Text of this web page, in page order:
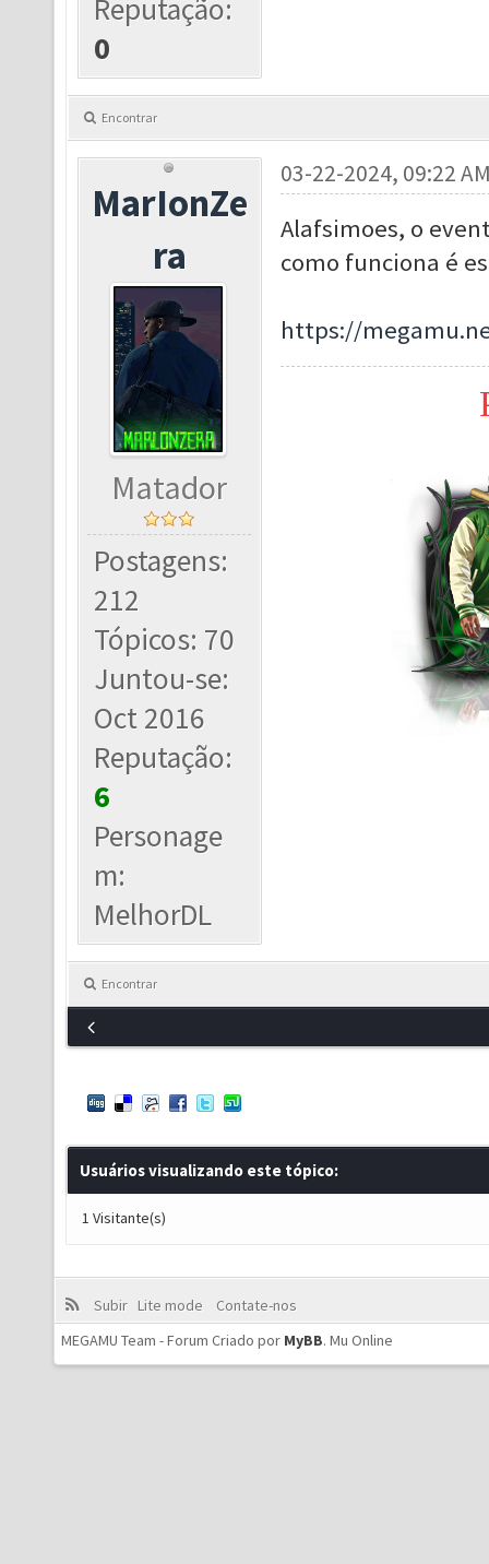
Reputação:
0
Encontrar
MarIonZe
ra
Matador
Postagens:
212
Tópicos: 70
Juntou-se:
Oct 2016
Reputação:
6
Personage
m:
MelhorDL
03-22-2024, 09:22
Alafsimoes, o
como funciona é
https://
Encontrar
Usuários visualizando este tópico:
1 Visitante(s)
Subir Lite mode
Contate-nos
MEGAMU Team - Forum Criado por MyBB. Mu Online